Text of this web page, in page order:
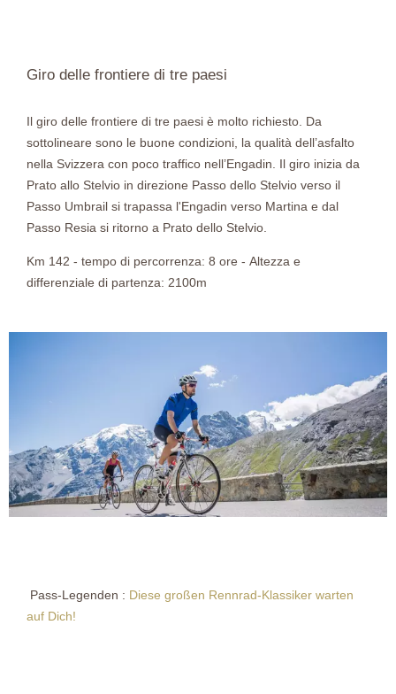
Giro delle frontiere di tre paesi
Il giro delle frontiere di tre paesi è molto richiesto. Da
sottolineare sono le buone condizioni, la qualità dell’asfalto
nella Svizzera con poco traffico nell’Engadin. Il giro inizia da
Prato allo Stelvio in direzione Passo dello Stelvio verso il
Passo Umbrail si trapassa l'Engadin verso Martina e dal
Passo Resia si ritorno a Prato dello Stelvio.
Km 142 - tempo di percorrenza: 8 ore - Altezza e
differenziale di partenza: 2100m
Pass-Legenden : Diese großen Rennrad-Klassiker warten
auf Dich!